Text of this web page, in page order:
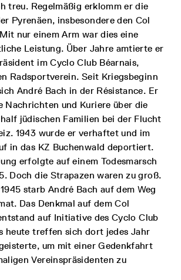
treu. Regelmäßig erklomm er die
Pyrenäen, insbesondere den Col
Mit nur einem Arm war dies eine
Leistung. Über Jahre amtierte er
im Cyclo Club Béarnais,
Radsportverein. Seit Kriegsbeginn
André Bach in der Résistance. Er
Nachrichten und Kuriere über die
jüdischen Familien bei der Flucht
1943 wurde er verhaftet und im
in das KZ Buchenwald deportiert.
erfolgte auf einem Todesmarsch
Doch die Strapazen waren zu groß.
starb André Bach auf dem Weg
Das Denkmal auf dem Col
auf Initiative des Cyclo Club
heute treffen sich dort jedes Jahr
um mit einer Gedenkfahrt
Vereinspräsidenten zu